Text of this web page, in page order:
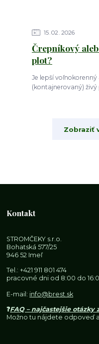
15 02 2026
Črepníkový
plot?
Je lepší
(kontajnerovaný) živý
Zobraziť
Kontakt
STROMČEKY s.r.o.
Bohatská 577/25
946 52 Imeľ
Tel.:+421 911 801 474
pracovné dni od 8:00 do
E-mail: info@brest.sk
❓FAQ – najčastejšie otázky
Možno tu nájdete odpoveď